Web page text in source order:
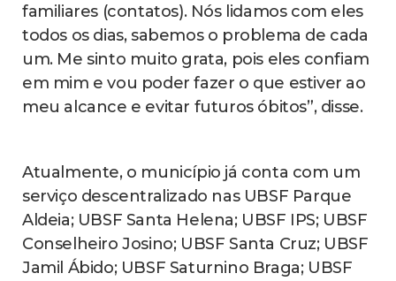
familiares (contatos). Nós lidamos com eles
todos os dias, sabemos o problema de cada
um. Me sinto muito grata, pois eles confiam
em mim e vou poder fazer o que estiver ao
meu alcance e evitar futuros óbitos”, disse.
Atualmente, o município já conta com um
serviço descentralizado nas UBSF Parque
Aldeia; UBSF Santa Helena; UBSF IPS; UBSF
Conselheiro Josino; UBSF Santa Cruz; UBSF
Jamil Ábido; UBSF Saturnino Braga; UBSF